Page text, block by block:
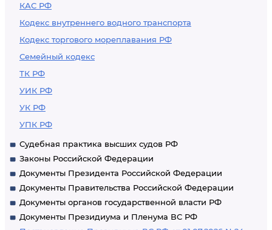
КАС РФ
Кодекс внутреннего водного транспорта
Кодекс торгового мореплавания РФ
Семейный кодекс
ТК РФ
УИК РФ
УК РФ
УПК РФ
Судебная практика высших судов РФ
Законы Российской Федерации
Документы Президента Российской Федерации
Документы Правительства Российской Федерации
Документы органов государственной власти РФ
Документы Президиума и Пленума ВС РФ